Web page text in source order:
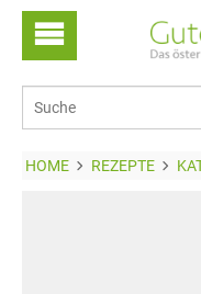
HOME REZEPTE